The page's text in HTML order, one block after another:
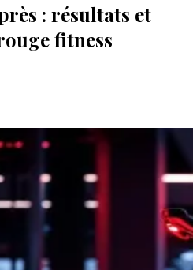
: résultats et
fitness